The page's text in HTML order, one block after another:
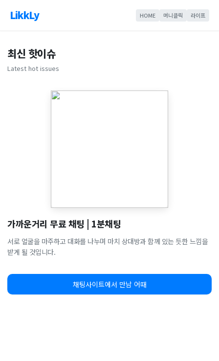
LikkLy HOME 머니클릭 라이프
최신 핫이슈
Latest hot issues
가까운거리 무료 채팅 | 1분채팅
서로 얼굴을 마주하고 대화를 나누며 마치 상대방과 함께 있는 듯한 느낌을
받게 될 것입니다.
채팅사이트에서 만남 어때